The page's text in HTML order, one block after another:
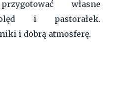
własne
i pastorałek.
i dobrą atmosferę.